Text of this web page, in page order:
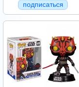
подписаться